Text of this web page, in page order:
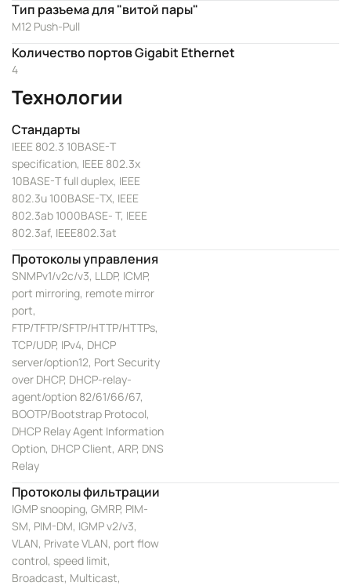
Тип разъема для "витой пары"
M12 Push-Pull
Количество портов Gigabit Ethernet
4
Технологии
Стандарты
IEEE 802.3 10BASE-T
specification, IEEE 802.3x
10BASE-T full duplex, IEEE
802.3u 100BASE-TX, IEEE
802.3ab 1000BASE- T, IEEE
802.3af, IEEE802.3at
Протоколы управления
SNMPv1/v2c/v3, LLDP, ICMP,
port mirroring, remote mirror
port,
FTP/TFTP/SFTP/HTTP/HTTPs,
TCP/UDP, IPv4, DHCP
server/option12, Port Security
over DHCP, DHCP-relay-
agent/option 82/61/66/67,
BOOTP/Bootstrap Protocol,
DHCP Relay Agent Information
Option, DHCP Client, ARP, DNS
Relay
Протоколы фильтрации
IGMP snooping, GMRP, PIM-
SM, PIM-DM, IGMP v2/v3,
VLAN, Private VLAN, port flow
control, speed limit,
Broadcast, Multicast,